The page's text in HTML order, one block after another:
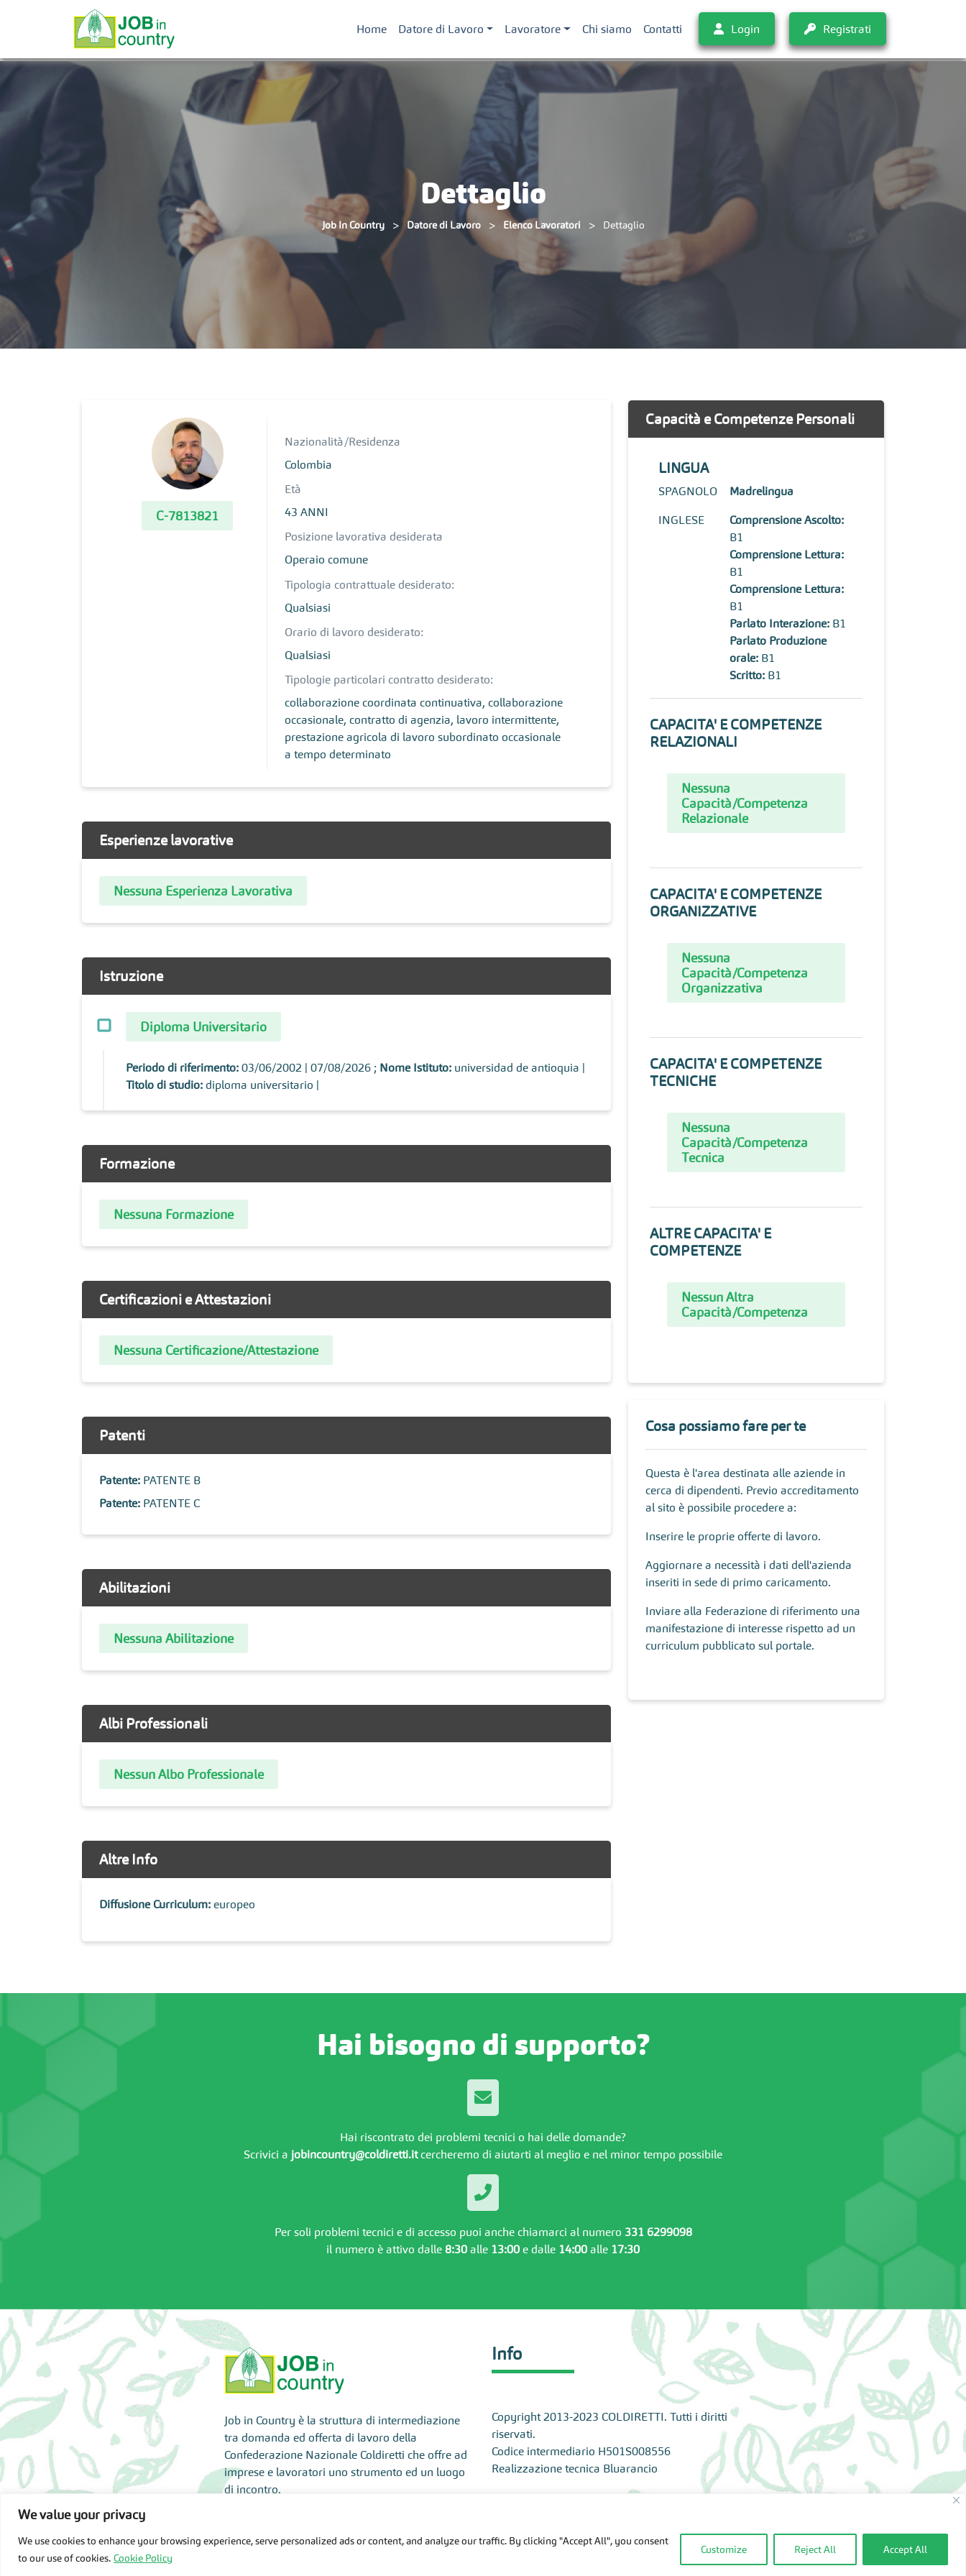
We value your privacy
We use cookies to enhance your browsing experience, serve personalized ads or content, and analyze our traffic. By clicking "Accept All", you consent
to our use of cookies. Cookie Policy
Customize Reject All Accept All
Home Datore di Lavoro Lavoratore Chi siamo Contatti Login Registrati
Dettaglio
Job In Country > Datore di Lavoro > Elenco Lavoratori > Dettaglio
C-7813821
Nazionalità/Residenza
Colombia
Età
43 ANNI
Posizione lavorativa desiderata
Operaio comune
Tipologia contrattuale desiderato:
Qualsiasi
Orario di lavoro desiderato:
Qualsiasi
Tipologie particolari contratto desiderato:
collaborazione coordinata continuativa, collaborazione
occasionale, contratto di agenzia, lavoro intermittente,
prestazione agricola di lavoro subordinato occasionale
a tempo determinato
Esperienze lavorative
Nessuna Esperienza Lavorativa
Istruzione
Diploma Universitario
Periodo di riferimento:03/06/2002 | 07/08/2026 ; Nome Istituto: universidad de antioquia |
Titolo di studio:diploma universitario |
Formazione
Nessuna Formazione
Certificazioni e Attestazioni
Nessuna Certificazione/Attestazione
Patenti
Patente: PATENTE B
Patente: PATENTE C
Abilitazioni
Nessuna Abilitazione
Albi Professionali
Nessun Albo Professionale
Altre Info
Diffusione Curriculum: europeo
Capacità e Competenze Personali
LINGUA
SPAGNOLO
Madrelingua
INGLESE
Comprensione Ascolto:
B1
Comprensione Lettura:
B1
Comprensione Lettura:
B1
Parlato Interazione: B1
Parlato Produzione
orale: B1
Scritto: B1
CAPACITA' E COMPETENZE
RELAZIONALI
Nessuna
Capacità/Competenza
Relazionale
CAPACITA' E COMPETENZE
ORGANIZZATIVE
Nessuna
Capacità/Competenza
Organizzativa
CAPACITA' E COMPETENZE
TECNICHE
Nessuna
Capacità/Competenza
Tecnica
ALTRE CAPACITA' E
COMPETENZE
Nessun Altra
Capacità/Competenza
Cosa possiamo fare per te
Questa è l'area destinata alle aziende in
cerca di dipendenti. Previo accreditamento
al sito è possibile procedere a:
Inserire le proprie offerte di lavoro.
Aggiornare a necessità i dati dell'azienda
inseriti in sede di primo caricamento.
Inviare alla Federazione di riferimento una
manifestazione di interesse rispetto ad un
curriculum pubblicato sul portale.
Hai bisogno di supporto?
Hai riscontrato dei problemi tecnici o hai delle domande?
Scrivici a jobincountry@coldiretti.itcercheremo di aiutarti al meglio e nel minor tempo possibile
Per soli problemi tecnici e di accesso puoi anche chiamarci al numero 331 6299098
il numero è attivo dalle 8:30 alle 13:00 e dalle 14:00 alle 17:30
Job in Country è la struttura di intermediazione
tra domanda ed offerta di lavoro della
Confederazione Nazionale Coldiretti che offre ad
imprese e lavoratori uno strumento ed un luogo
di incontro.
Info
Copyright 2013-2023 COLDIRETTI. Tutti i diritti
riservati.
Codice intermediario H501S008556
Realizzazione tecnica Bluarancio